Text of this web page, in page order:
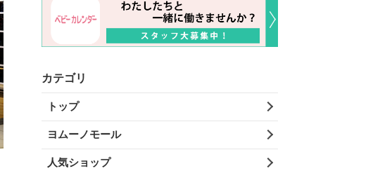
カテゴリ
トップ
ヨムーノモール
人気ショップ